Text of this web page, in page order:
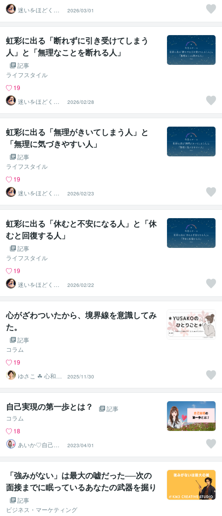
迷いをほどく
『瞳』の分析士
｜ Nagi
2026/03/01
虹彩に出る「断れずに引き受けてしまう
人」と「無理なことを断れる人」
記事
ライフスタイル
19
迷いをほどく
『瞳』の分析士
｜ Nagi
2026/02/28
虹彩に出る「無理がきいてしまう人」と
「無理に気づきやすい人」
記事
ライフスタイル
19
迷いをほどく
『瞳』の分析士
｜ Nagi
2026/02/23
虹彩に出る「休むと不安になる人」と「休
むと回復する人」
記事
ライフスタイル
19
迷いをほどく
『瞳』の分析士
｜ Nagi
2026/02/22
心がざわついたから、境界線を意識してみ
た。
記事
コラム
19
ゆさこ ☘ 心和ら
ぐ拠り所
2025/11/30
自己実現の第一歩とは？
記事
コラム
18
あいか♡自己実
現コーチ
2023/04/01
「強みがない」は最大の嘘だった──次の
面接までに眠っているあなたの武器を掘り
起こす、たった1つの質問
記事
ビジネス・マーケティング